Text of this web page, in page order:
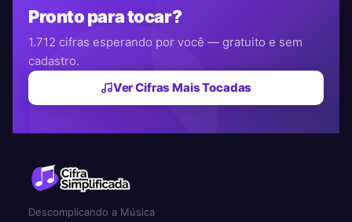
Pronto para tocar?
1.712 cifras esperando por você — gratuito e sem
cadastro.
Ver Cifras Mais Tocadas
Descomplicando a Música